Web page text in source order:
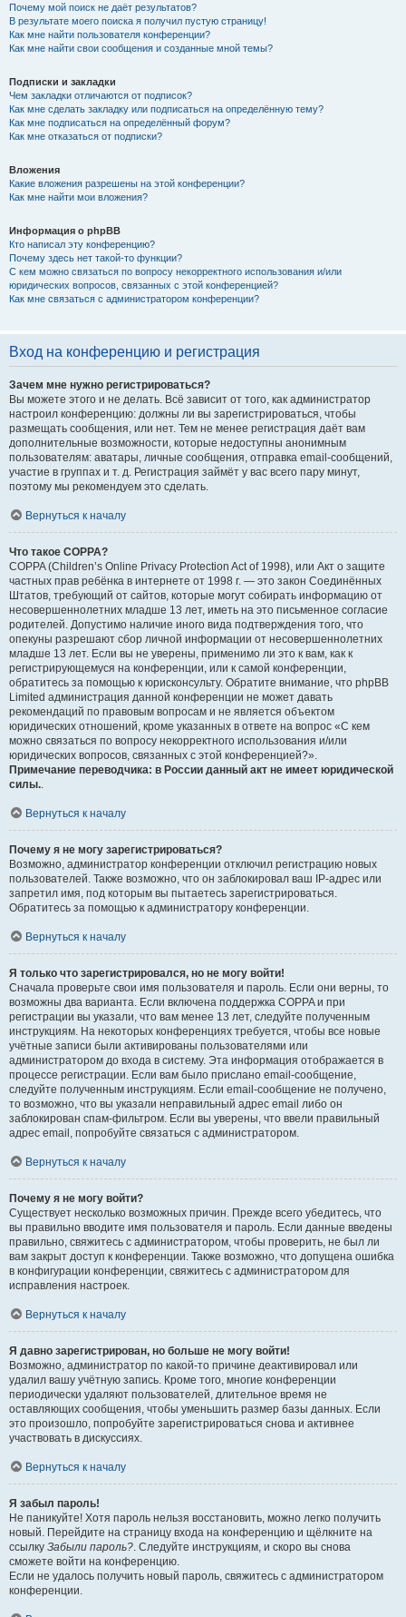
Почему мой поиск не даёт результатов?
В результате моего поиска я получил пустую страницу!
Как мне найти пользователя конференции?
Как мне найти свои сообщения и созданные мной темы?
Подписки и закладки
Чем закладки отличаются от подписок?
Как мне сделать закладку или подписаться на определённую тему?
Как мне подписаться на определённый форум?
Как мне отказаться от подписки?
Вложения
Какие вложения разрешены на этой конференции?
Как мне найти мои вложения?
Информация о phpBB
Кто написал эту конференцию?
Почему здесь нет такой-то функции?
С кем можно связаться по вопросу некорректного использования и/или
юридических вопросов, связанных с этой конференцией?
Как мне связаться с администратором конференции?
Вход на конференцию и регистрация
Зачем мне нужно регистрироваться?
Вы можете этого и не делать. Всё зависит от того, как администратор
настроил конференцию: должны ли вы зарегистрироваться, чтобы
размещать сообщения, или нет. Тем не менее регистрация даёт вам
дополнительные возможности, которые недоступны анонимным
пользователям: аватары, личные сообщения, отправка email-сообщений,
участие в группах и т. д. Регистрация займёт у вас всего пару минут,
поэтому мы рекомендуем это сделать.
Вернуться к началу
Что такое COPPA?
COPPA (Children’s Online Privacy Protection Act of 1998), или Акт о защите
частных прав ребёнка в интернете от 1998 г. — это закон Соединённых
Штатов, требующий от сайтов, которые могут собирать информацию от
несовершеннолетних младше 13 лет, иметь на это письменное согласие
родителей. Допустимо наличие иного вида подтверждения того, что
опекуны разрешают сбор личной информации от несовершеннолетних
младше 13 лет. Если вы не уверены, применимо ли это к вам, как к
регистрирующемуся на конференции, или к самой конференции,
обратитесь за помощью к юрисконсульту. Обратите внимание, что phpBB
Limited администрация данной конференции не может давать
рекомендаций по правовым вопросам и не является объектом
юридических отношений, кроме указанных в ответе на вопрос «С кем
можно связаться по вопросу некорректного использования и/или
юридических вопросов, связанных с этой конференцией?».
Примечание переводчика: в России данный акт не имеет юридической
силы..
Вернуться к началу
Почему я не могу зарегистрироваться?
Возможно, администратор конференции отключил регистрацию новых
пользователей. Также возможно, что он заблокировал ваш IP-адрес или
запретил имя, под которым вы пытаетесь зарегистрироваться.
Обратитесь за помощью к администратору конференции.
Вернуться к началу
Я только что зарегистрировался, но не могу войти!
Сначала проверьте свои имя пользователя и пароль. Если они верны, то
возможны два варианта. Если включена поддержка COPPA и при
регистрации вы указали, что вам менее 13 лет, следуйте полученным
инструкциям. На некоторых конференциях требуется, чтобы все новые
учётные записи были активированы пользователями или
администратором до входа в систему. Эта информация отображается в
процессе регистрации. Если вам было прислано email-сообщение,
следуйте полученным инструкциям. Если email-сообщение не получено,
то возможно, что вы указали неправильный адрес email либо он
заблокирован спам-фильтром. Если вы уверены, что ввели правильный
адрес email, попробуйте связаться с администратором.
Вернуться к началу
Почему я не могу войти?
Существует несколько возможных причин. Прежде всего убедитесь, что
вы правильно вводите имя пользователя и пароль. Если данные введены
правильно, свяжитесь с администратором, чтобы проверить, не был ли
вам закрыт доступ к конференции. Также возможно, что допущена ошибка
в конфигурации конференции, свяжитесь с администратором для
исправления настроек.
Вернуться к началу
Я давно зарегистрирован, но больше не могу войти!
Возможно, администратор по какой-то причине деактивировал или
удалил вашу учётную запись. Кроме того, многие конференции
периодически удаляют пользователей, длительное время не
оставляющих сообщения, чтобы уменьшить размер базы данных. Если
это произошло, попробуйте зарегистрироваться снова и активнее
участвовать в дискуссиях.
Вернуться к началу
Я забыл пароль!
Не паникуйте! Хотя пароль нельзя восстановить, можно легко получить
новый. Перейдите на страницу входа на конференцию и щёлкните на
ссылку Забыли пароль?. Следуйте инструкциям, и скоро вы снова
сможете войти на конференцию.
Если не удалось получить новый пароль, свяжитесь с администратором
конференции.